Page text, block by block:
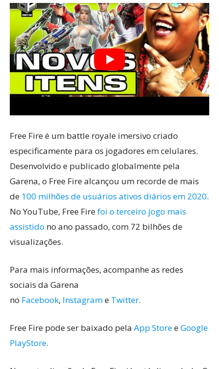
Free Fire é um battle royale imersivo criado
especificamente para os jogadores em celulares.
Desenvolvido e publicado globalmente pela
Garena, o Free Fire alcançou um recorde de mais
de 100 milhões de usuários ativos diários em 2020.
No YouTube, Free Firefoi o terceiro jogo mais
assistido no ano passado, com 72 bilhões de
visualizações.
Para mais informações, acompanhe as redes
sociais da Garena
no Facebook, Instagrame Twitter.
Free Fire pode ser baixado pela App StoreeGoogle
PlayStore.